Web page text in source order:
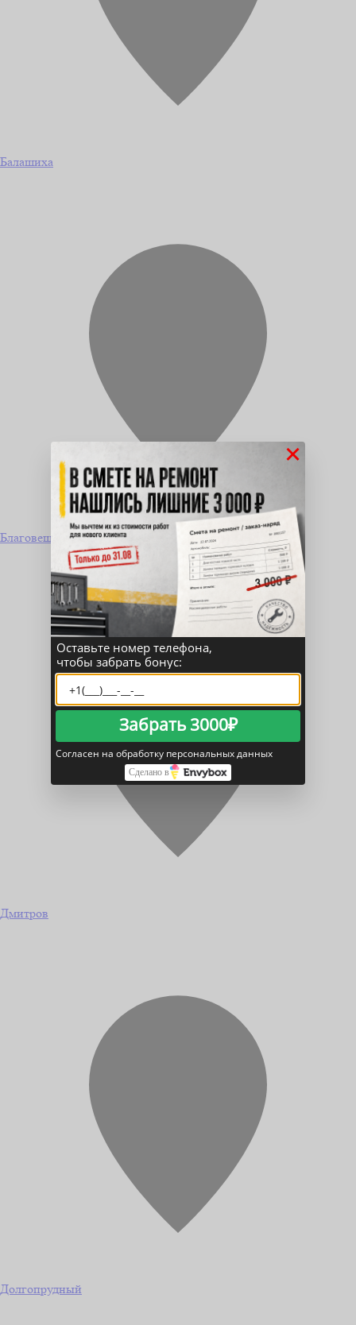
Балашиха
Благовещенск
Дмитров
Долгопрудный
×
Оставьте номер телефона,
чтобы забрать бонус:
Забрать 3000₽
Согласен на обработку персональных данных
Сделано в